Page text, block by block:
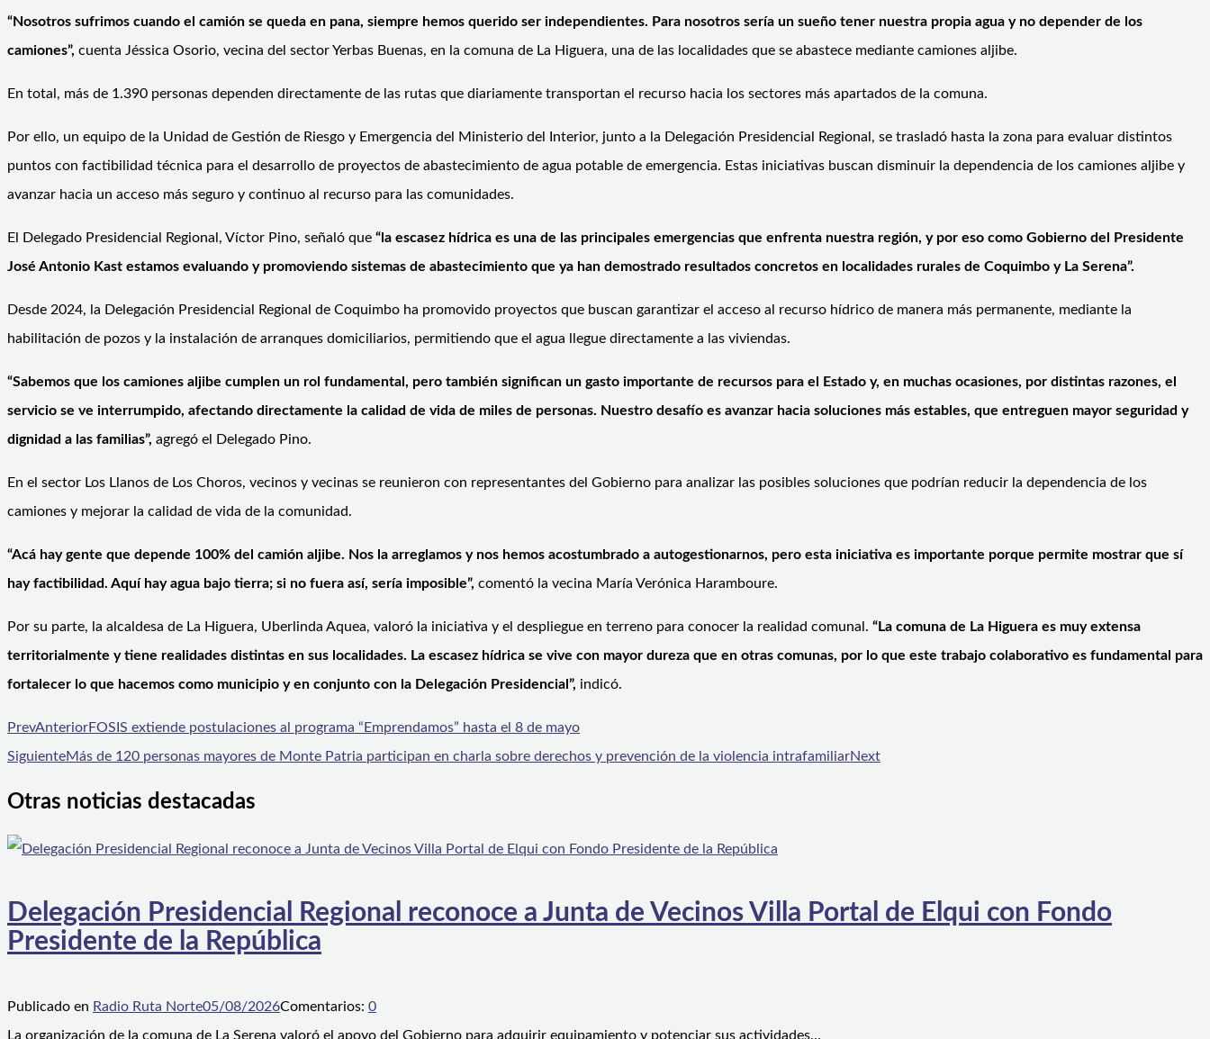
“Nosotros sufrimos cuando el camión se queda en pana, siempre hemos querido ser independientes. Para nosotros sería un sueño tener nuestra propia agua y no depender de los
camiones”, cuenta Jéssica Osorio, vecina del sector Yerbas Buenas, en la comuna de La Higuera, una de las localidades que se abastece mediante camiones aljibe.
En total, más de 1.390 personas dependen directamente de las rutas que diariamente transportan el recurso hacia los sectores más apartados de la comuna.
Por ello, un equipo de la Unidad de Gestión de Riesgo y Emergencia del Ministerio del Interior, junto a la Delegación Presidencial Regional, se trasladó hasta la zona para evaluar distintos
puntos con factibilidad técnica para el desarrollo de proyectos de abastecimiento de agua potable de emergencia. Estas iniciativas buscan disminuir la dependencia de los camiones aljibe y
avanzar hacia un acceso más seguro y continuo al recurso para las comunidades.
El Delegado Presidencial Regional, Víctor Pino, señaló que “la escasez hídrica es una de las principales emergencias que enfrenta nuestra región, y por eso como Gobierno del Presidente
José Antonio Kast estamos evaluando y promoviendo sistemas de abastecimiento que ya han demostrado resultados concretos en localidades rurales de Coquimbo y La Serena”.
Desde 2024, la Delegación Presidencial Regional de Coquimbo ha promovido proyectos que buscan garantizar el acceso al recurso hídrico de manera más permanente, mediante la
habilitación de pozos y la instalación de arranques domiciliarios, permitiendo que el agua llegue directamente a las viviendas.
“Sabemos que los camiones aljibe cumplen un rol fundamental, pero también significan un gasto importante de recursos para el Estado y, en muchas ocasiones, por distintas razones, el
servicio se ve interrumpido, afectando directamente la calidad de vida de miles de personas. Nuestro desafío es avanzar hacia soluciones más estables, que entreguen mayor seguridad y
dignidad a las familias”, agregó el Delegado Pino.
En el sector Los Llanos de Los Choros, vecinos y vecinas se reunieron con representantes del Gobierno para analizar las posibles soluciones que podrían reducir la dependencia de los
camiones y mejorar la calidad de vida de la comunidad.
“Acá hay gente que depende 100% del camión aljibe. Nos la arreglamos y nos hemos acostumbrado a autogestionarnos, pero esta iniciativa es importante porque permite mostrar que sí
hay factibilidad. Aquí hay agua bajo tierra; si no fuera así, sería imposible”, comentó la vecina María Verónica Haramboure.
Por su parte, la alcaldesa de La Higuera, Uberlinda Aquea, valoró la iniciativa y el despliegue en terreno para conocer la realidad comunal. “La comuna de La Higuera es muy extensa
territorialmente y tiene realidades distintas en sus localidades. La escasez hídrica se vive con mayor dureza que en otras comunas, por lo que este trabajo colaborativo es fundamental para
fortalecer lo que hacemos como municipio y en conjunto con la Delegación Presidencial”, indicó.
PrevAnteriorFOSIS extiende postulaciones al programa “Emprendamos” hasta el 8 de mayo
SiguienteMás de 120 personas mayores de Monte Patria participan en charla sobre derechos y prevención de la violencia intrafamiliarNext
Otras noticias destacadas
Delegación Presidencial Regional reconoce a Junta de Vecinos Villa Portal de Elqui con Fondo
Presidente de la República
Publicado en Radio Ruta Norte05/08/2026Comentarios: 0
La organización de la comuna de La Serena valoró el apoyo del Gobierno para adquirir equipamiento y potenciar sus actividades…